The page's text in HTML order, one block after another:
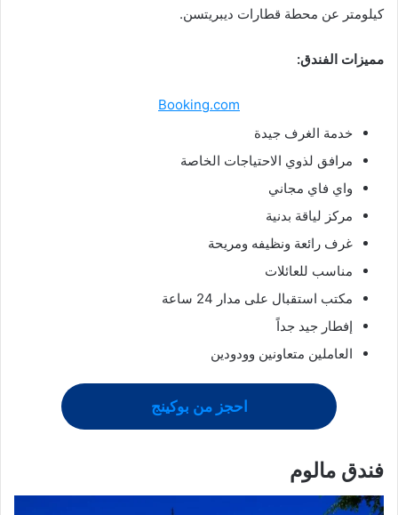
كيلومتر عن محطة قطارات ديبريتسن.
مميزات الفندق:
Booking.com
خدمة الغرف جيدة
مرافق لذوي الاحتياجات الخاصة
واي فاي مجاني
مركز لياقة بدنية
غرف رائعة ونظيفه ومريحة
مناسب للعائلات
مكتب استقبال على مدار 24 ساعة
إفطار جيد جداً
العاملين متعاونين وودودين
احجز من بوكينج
فندق مالوم